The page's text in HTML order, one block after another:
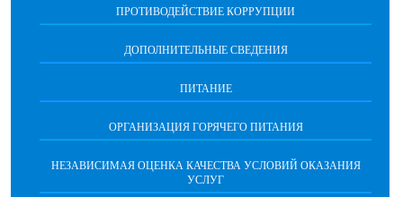
ПРОТИВОДЕЙСТВИЕ КОРРУПЦИИ
ДОПОЛНИТЕЛЬНЫЕ СВЕДЕНИЯ
ПИТАНИЕ
ОРГАНИЗАЦИЯ ГОРЯЧЕГО ПИТАНИЯ
НЕЗАВИСИМАЯ ОЦЕНКА КАЧЕСТВА УСЛОВИЙ ОКАЗАНИЯ
УСЛУГ